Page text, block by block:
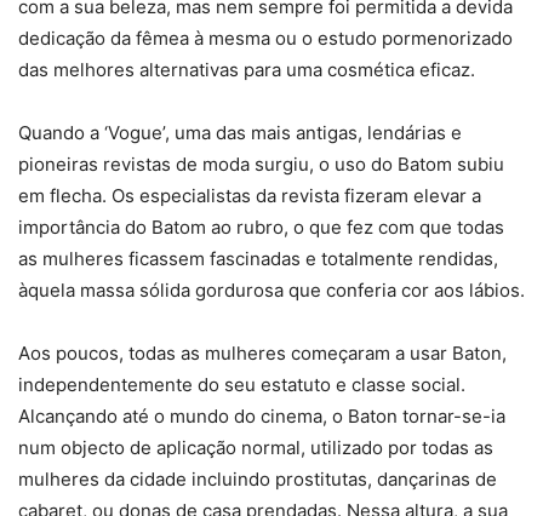
com a sua beleza, mas nem sempre foi permitida a devida
dedicação da fêmea à mesma ou o estudo pormenorizado
das melhores alternativas para uma cosmética eficaz.
Quando a ‘Vogue’, uma das mais antigas, lendárias e
pioneiras revistas de moda surgiu, o uso do Batom subiu
em flecha. Os especialistas da revista fizeram elevar a
importância do Batom ao rubro, o que fez com que todas
as mulheres ficassem fascinadas e totalmente rendidas,
àquela massa sólida gordurosa que conferia cor aos lábios.
Aos poucos, todas as mulheres começaram a usar Baton,
independentemente do seu estatuto e classe social.
Alcançando até o mundo do cinema, o Baton tornar-se-ia
num objecto de aplicação normal, utilizado por todas as
mulheres da cidade incluindo prostitutas, dançarinas de
cabaret, ou donas de casa prendadas. Nessa altura, a sua